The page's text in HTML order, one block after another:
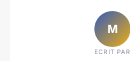
M
ECRIT PAR